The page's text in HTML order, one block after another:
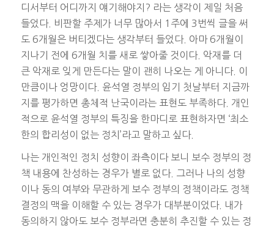
디서부터 어디까지 얘기해야지? 라는 생각이 제일 처음
들었다. 비판할 주제가 너무 많아서 1주에 3번씩 글을 써
도 6개월은 버티겠다는 생각부터 들었다. 아마 6개월이
지나기 전에 6개월 치를 새로 쌓아줄 것이다. 악재를 더
큰 악재로 잊게 만든다는 말이 괜히 나오는 게 아니다. 이
만큼이나 엉망이다. 윤석열 정부의 임기 첫날부터 지금까
지를 평가하면 총체적 난국이라는 표현도 부족하다. 개인
적으로 윤석열 정부의 특징을 한마디로 표현하자면 ‘최소
한의 합리성이 없는 정치’라고 말하고 싶다.
나는 개인적인 정치 성향이 좌측이다 보니 보수 정부의 정
책 내용에 찬성하는 경우가 별로 없다. 그러나 나의 성향
이나 동의 여부와 무관하게 보수 정부의 정책이라도 정책
결정의 맥을 이해할 수 있는 경우가 대부분이었다. 내가
동의하지 않아도 보수 정부라면 충분히 추진할 수 있는 정